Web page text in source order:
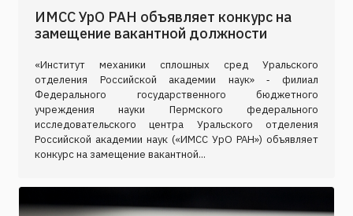
ИМСС УрО РАН объявляет конкурс на
замещение вакантной должности
«Институт механики сплошных сред Уральского
отделения Российской академии наук» ‑ филиал
Федерального государственного бюджетного
учреждения науки Пермского федерального
исследовательского центра Уральского отделения
Российской академии наук («ИМСС УрО РАН») объявляет
конкурс на замещение вакантной...